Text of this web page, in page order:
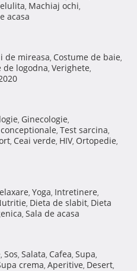
, Machiaj ochi,
acasa
de mireasa, Costume de baie,
de logodna, Verighete,
, Ginecologie,
, Test sarcina,
, Ceai verde, HIV, Ortopedie,
, Yoga, Intretinere,
, Dieta de slabit, Dieta
, Sala de acasa
, Sos, Salata, Cafea, Supa,
crema, Aperitive, Desert,